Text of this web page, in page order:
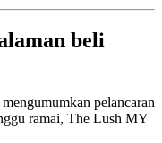
beli
pelancaran
ramai, The Lush MY